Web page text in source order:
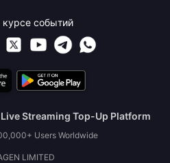
курсе событий
Streaming Top-Up Platform
Users Worldwide
LIMITED